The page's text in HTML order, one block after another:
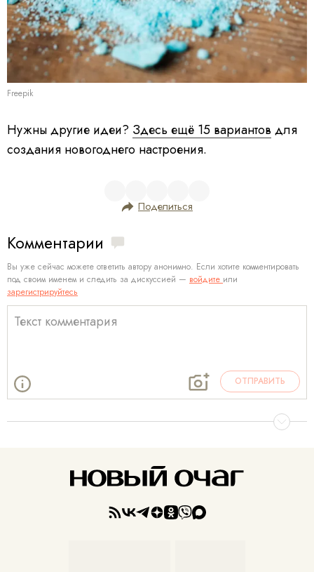
Freepik
Нужны другие идеи? Здесь ещё 15 вариантов для
создания новогоднего настроения.
Поделиться
Комментарии
Вы уже сейчас можете ответить автору анонимно. Если хотите комментировать
под своим именем и следить за дискуссией — войдите или
зарегистрируйтесь
ОТПРАВИТЬ